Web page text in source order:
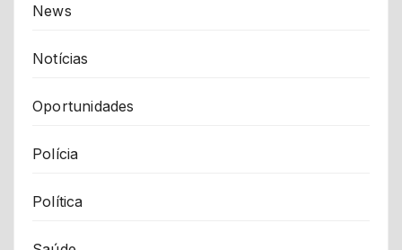
News
Notícias
Oportunidades
Polícia
Política